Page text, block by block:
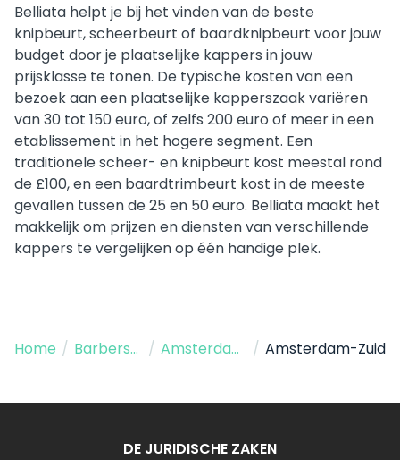
Belliata helpt je bij het vinden van de beste
knipbeurt, scheerbeurt of baardknipbeurt voor jouw
budget door je plaatselijke kappers in jouw
prijsklasse te tonen. De typische kosten van een
bezoek aan een plaatselijke kapperszaak variëren
van 30 tot 150 euro, of zelfs 200 euro of meer in een
etablissement in het hogere segment. Een
traditionele scheer- en knipbeurt kost meestal rond
de £100, en een baardtrimbeurt kost in de meeste
gevallen tussen de 25 en 50 euro. Belliata maakt het
makkelijk om prijzen en diensten van verschillende
kappers te vergelijken op één handige plek.
Home / Barbershop / Amsterdam NY / Amsterdam-Zuid
DE JURIDISCHE ZAKEN